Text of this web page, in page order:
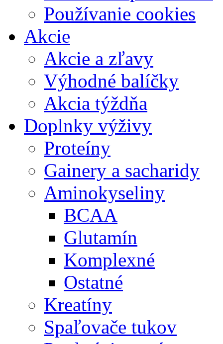
Používanie cookies
Akcie
Akcie a zľavy
Výhodné balíčky
Akcia týždňa
Doplnky výživy
Proteíny
Gainery a sacharidy
Aminokyseliny
BCAA
Glutamín
Komplexné
Ostatné
Kreatíny
Spaľovače tukov